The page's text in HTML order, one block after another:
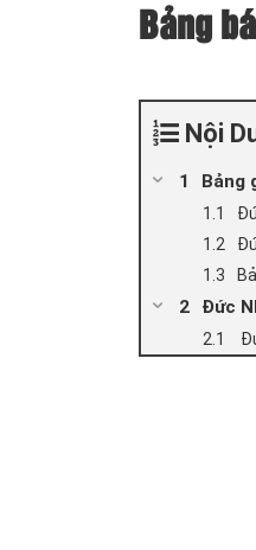
Bảng
Nội
Bảng
Đức